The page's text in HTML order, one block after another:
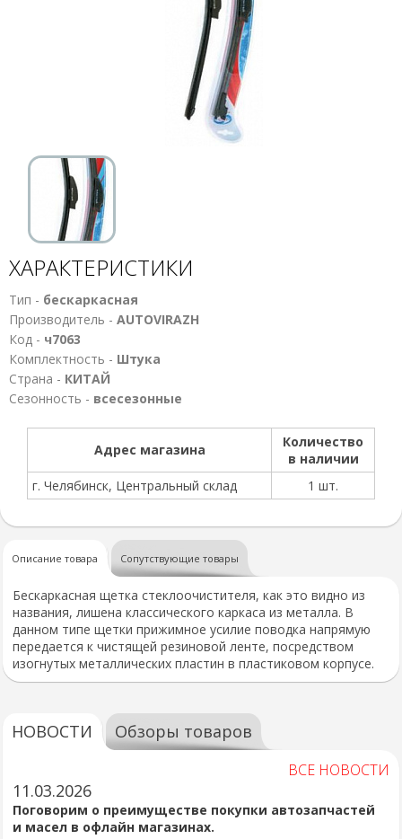
ХАРАКТЕРИСТИКИ
Тип - бескаркасная
Производитель - AUTOVIRAZH
Код - ч7063
Комплектность - Штука
Страна - КИТАЙ
Сезонность - всесезонные
Адрес магазина
Количество
в наличии
г. Челябинск, Центральный склад
1 шт.
Описание товара Сопутствующие товары
Бескаркасная щетка стеклоочистителя, как это видно из
названия, лишена классического каркаса из металла. В
данном типе щетки прижимное усилие поводка напрямую
передается к чистящей резиновой ленте, посредством
изогнутых металлических пластин в пластиковом корпусе.
НОВОСТИ Обзоры товаров
ВСЕ НОВОСТИ
11.03.2026
Поговорим о преимуществе покупки автозапчастей
и масел в офлайн магазинах.